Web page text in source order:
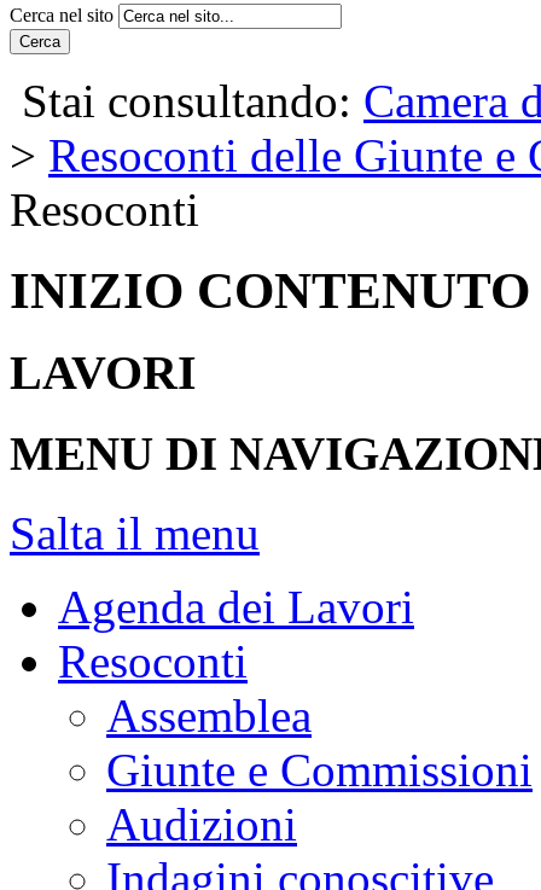
>Resoconti delle Giunte e
Resoconti
INIZIO CONTENUTO
LAVORI
MENU DI
Salta il menu